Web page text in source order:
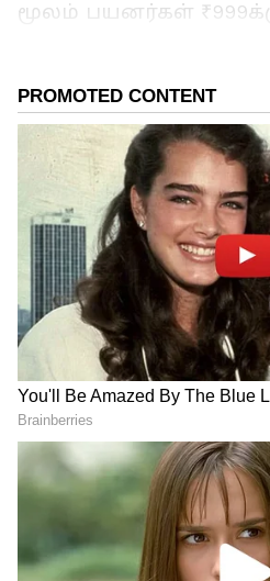
மூலம் பயனர்கள்
இன்ஸ்டாமார்ட்
வரும் நாடு முழுவதும்
நகரங்களில்
ஸ்விக்கியின் 10 நிமிட
உத்தரவாதம் இந்த
ஏசியாநெட் தமிழ்-ஐ